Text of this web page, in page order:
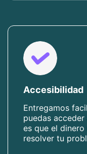
Accesibilidad
Entregamos
puedas
es que el
resolver tu